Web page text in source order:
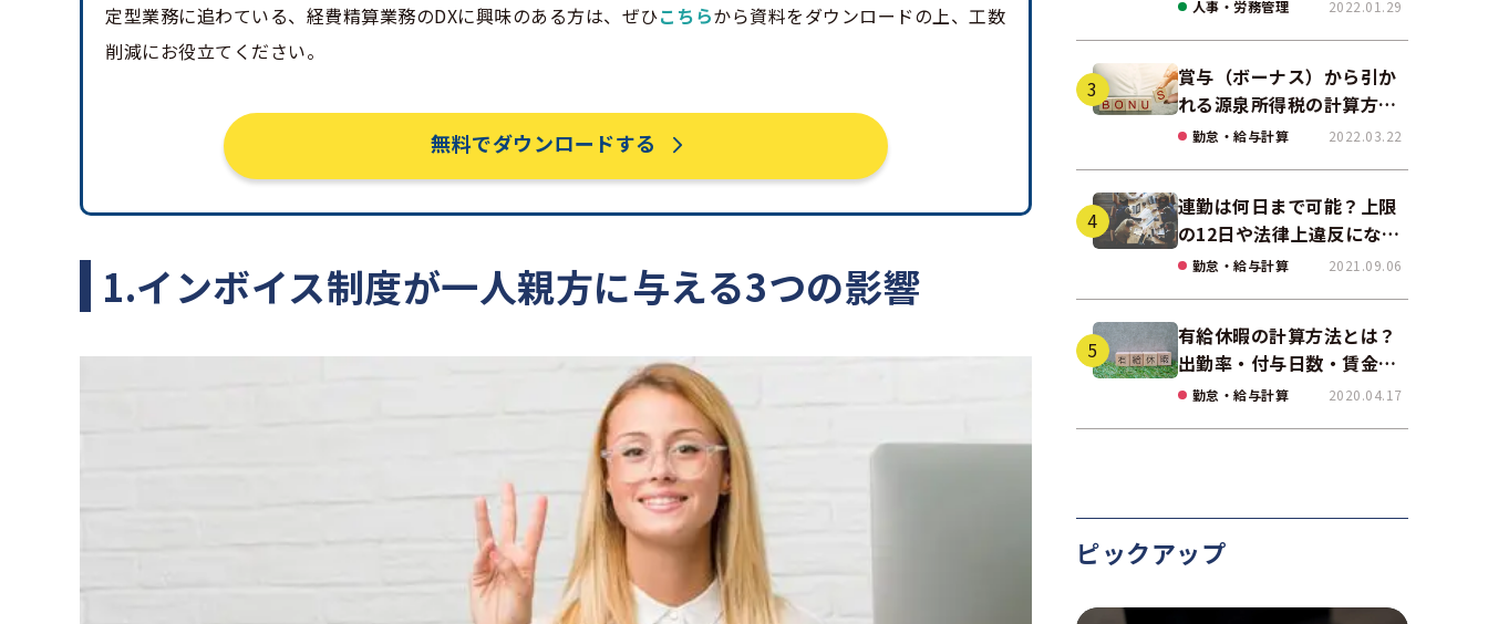
定型業務に追わている、経費精算業務のDXに興味のある方は、ぜひこちらから資料をダウンロードの上、工数
削減にお役立てください。
無料でダウンロードする
1.インボイス制度が一人親方に与える3つの影響
人事・労務管理 2022.01.29
賞与（ボーナス）から引か
れる源泉所得税の計算方法
をわかりやすく解説
勤怠・給与計算 2022.03.22
連勤は何日まで可能？上限
の12日や法律上違反になる
場合も解説
勤怠・給与計算 2021.09.06
有給休暇の計算方法とは？
出勤率・付与日数・賃金の
算出ポイントを実務に即し
勤怠・給与計算 2020.04.17
ピックアップ